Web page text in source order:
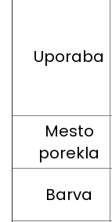
Uporaba
Mesto
porekla
Barva